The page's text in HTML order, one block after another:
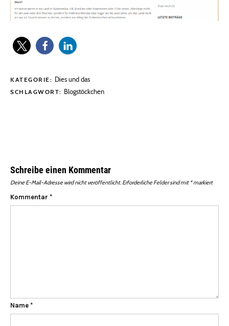
KATEGORIE: Dies und das
SCHLAGWORT: Blogstöckchen
Schreibe einen Kommentar
Deine E-Mail-Adresse wird nicht veröffentlicht. Erforderliche Felder sind mit *markiert
Kommentar *
Name *